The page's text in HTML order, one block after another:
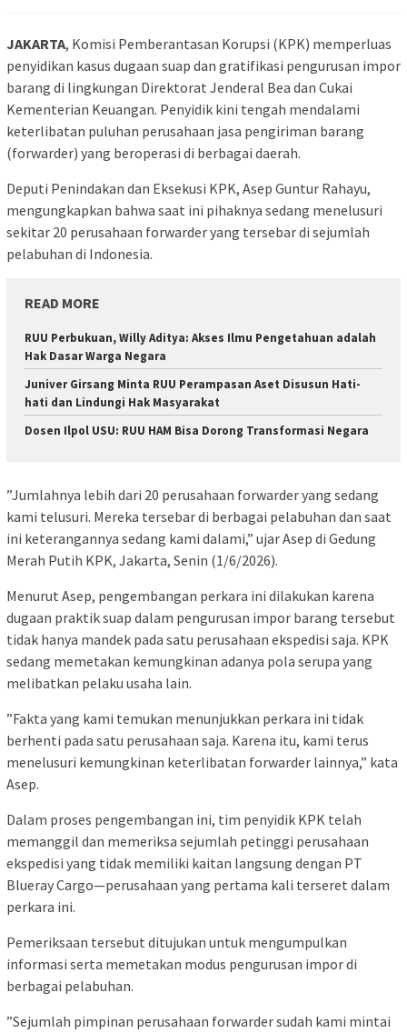
JAKARTA, Komisi Pemberantasan Korupsi (KPK) memperluas
penyidikan kasus dugaan suap dan gratifikasi pengurusan impor
barang di lingkungan Direktorat Jenderal Bea dan Cukai
Kementerian Keuangan. Penyidik kini tengah mendalami
keterlibatan puluhan perusahaan jasa pengiriman barang
(forwarder) yang beroperasi di berbagai daerah.
​Deputi Penindakan dan Eksekusi KPK, Asep Guntur Rahayu,
mengungkapkan bahwa saat ini pihaknya sedang menelusuri
sekitar 20 perusahaan forwarder yang tersebar di sejumlah
pelabuhan di Indonesia.
READ MORE
RUU Perbukuan, Willy Aditya: Akses Ilmu Pengetahuan adalah
Hak Dasar Warga Negara
Juniver Girsang Minta RUU Perampasan Aset Disusun Hati-
hati dan Lindungi Hak Masyarakat
Dosen Ilpol USU: RUU HAM Bisa Dorong Transformasi Negara
​”Jumlahnya lebih dari 20 perusahaan forwarder yang sedang
kami telusuri. Mereka tersebar di berbagai pelabuhan dan saat
ini keterangannya sedang kami dalami,” ujar Asep di Gedung
Merah Putih KPK, Jakarta, Senin (1/6/2026).
​Menurut Asep, pengembangan perkara ini dilakukan karena
dugaan praktik suap dalam pengurusan impor barang tersebut
tidak hanya mandek pada satu perusahaan ekspedisi saja. KPK
sedang memetakan kemungkinan adanya pola serupa yang
melibatkan pelaku usaha lain.
​”Fakta yang kami temukan menunjukkan perkara ini tidak
berhenti pada satu perusahaan saja. Karena itu, kami terus
menelusuri kemungkinan keterlibatan forwarder lainnya,” kata
Asep.
​Dalam proses pengembangan ini, tim penyidik KPK telah
memanggil dan memeriksa sejumlah petinggi perusahaan
ekspedisi yang tidak memiliki kaitan langsung dengan PT
Blueray Cargo—perusahaan yang pertama kali terseret dalam
perkara ini.
​Pemeriksaan tersebut ditujukan untuk mengumpulkan
informasi serta memetakan modus pengurusan impor di
berbagai pelabuhan.
​”Sejumlah pimpinan perusahaan forwarder sudah kami mintai